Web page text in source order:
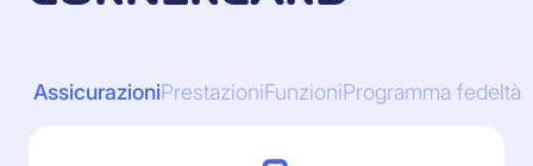
AssicurazioniPrestazioniFunzioniProgramma fedeltà